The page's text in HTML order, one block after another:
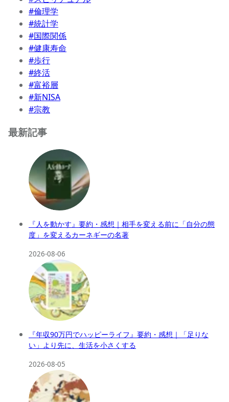
#倫理学
#統計学
#国際関係
#健康寿命
#歩行
#終活
#富裕層
#新NISA
#宗教
最新記事
『人を動かす』要約・感想｜相手を変える前に「自分の態
度」を変えるカーネギーの名著
2026-08-06
『年収90万円でハッピーライフ』要約・感想｜「足りな
い」より先に、生活を小さくする
2026-08-05